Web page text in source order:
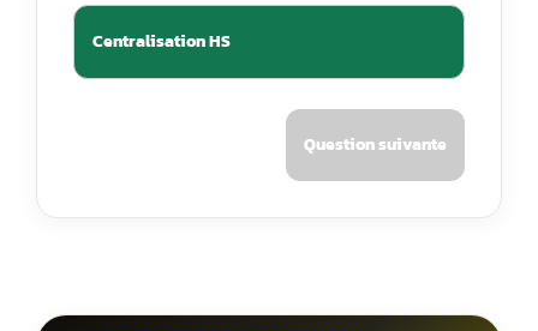
Centralisation HS
Question suivante